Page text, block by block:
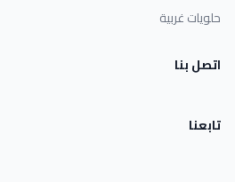
حلويات غربية
اتصل بنا
تابعنا